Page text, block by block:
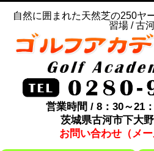
自然に囲まれた天然芝の250ヤ
習場 / 古
営業時間 / 8：30～21
茨城県古河市下大
お問い合わせ（メー